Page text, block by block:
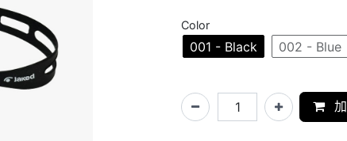
Color
001 - Black 002 - Blue